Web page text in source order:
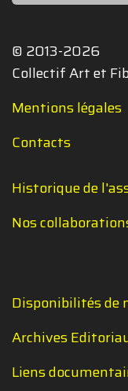
© 2013-2026
Collectif Art et
Mentions légales
Contacts
Historique de
Nos
Disponibilités de
Archives
Liens